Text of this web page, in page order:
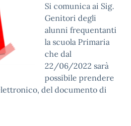
Si comunica ai Sig.
Genitori degli
alunni frequentanti
la scuola Primaria
che dal
22/06/2022 sarà
possibile prendere
del documento di